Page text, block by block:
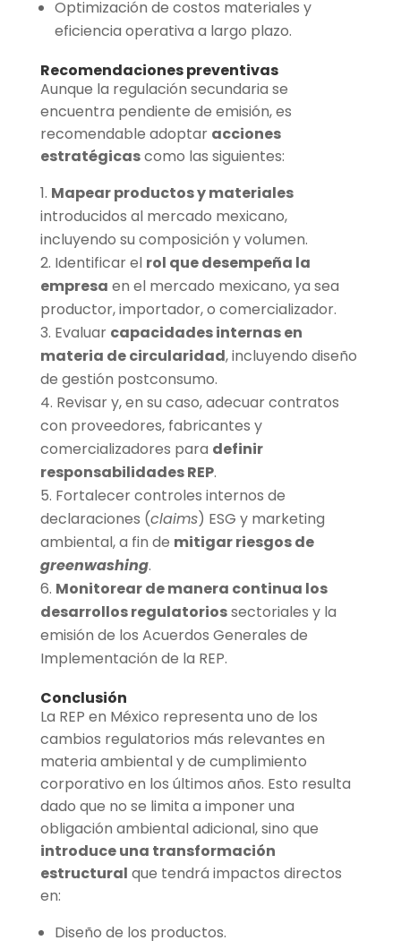
Optimización de costos materiales y
eficiencia operativa a largo plazo.
Recomendaciones preventivas
Aunque la regulación secundaria se
encuentra pendiente de emisión, es
recomendable adoptar acciones
estratégicascomo las siguientes:
Mapear productos y materiales
introducidos al mercado mexicano,
incluyendo su composición y volumen.
Identificar el rol que desempeña la
empresa en el mercado mexicano, ya sea
productor, importador, o comercializador.
Evaluar capacidades internas en
materia de circularidad, incluyendo diseño
de gestión postconsumo.
Revisar y, en su caso, adecuar contratos
con proveedores, fabricantes y
comercializadores para definir
responsabilidades REP.
Fortalecer controles internos de
declaraciones (claims) ESG y marketing
ambiental, a fin de mitigar riesgos de
greenwashing.
Monitorear de manera continua los
desarrollos regulatoriossectoriales y la
emisión de los Acuerdos Generales de
Implementación de la REP.
Conclusión
La REP en México representa uno de los
cambios regulatorios más relevantes en
materia ambiental y de cumplimiento
corporativo en los últimos años. Esto resulta
dado que no se limita a imponer una
obligación ambiental adicional, sino que
introduce una transformación
estructural que tendrá impactos directos
en:
Diseño de los productos.